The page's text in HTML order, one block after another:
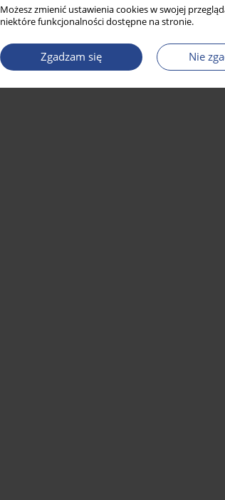
Możesz zmienić ustawienia cookies w swojej
niektóre funkcjonalności dostępne na stronie.
Zgadzam się Nie